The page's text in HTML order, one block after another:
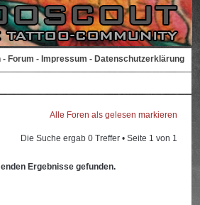
- Forum - Impressum - Datenschutzerklärung
Alle Foren als gelesen markieren
Die Suche ergab 0 Treffer • Seite 1 von 1
Ergebnisse gefunden.